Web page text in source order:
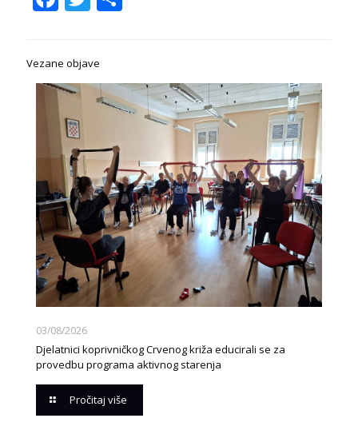
Vezane objave
03/08/2026
Djelatnici koprivničkog Crvenog križa educirali se za
provedbu programa aktivnog starenja
Pročitaj više